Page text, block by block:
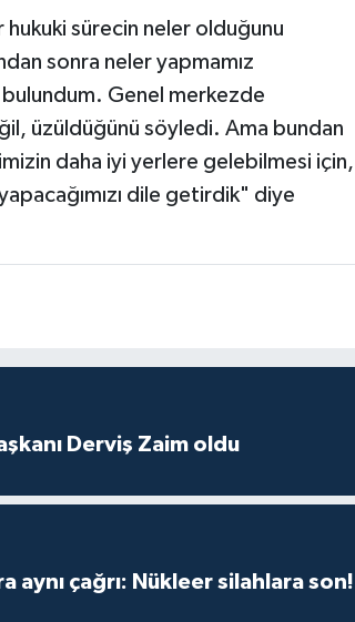
sürecin neler olduğunu
sonra neler yapmamız
Genel merkezde
üzüldüğünü söyledi. Ama bundan
daha iyi yerlere gelebilmesi için,
dile getirdik" diye
Derviş Zaim oldu
aynı çağrı: Nükleer silahlara son!